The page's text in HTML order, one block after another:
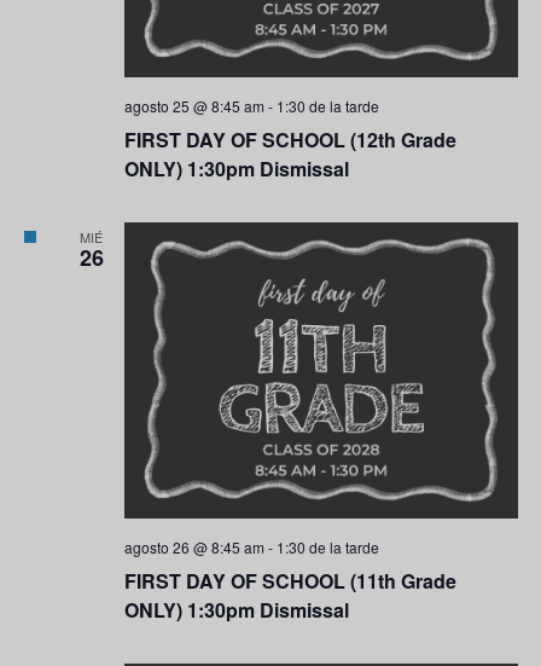
FIRST DAY OF SCHOOL (12th Grade
ONLY) 1:30pm Dismissal
agosto 25 @ 8:45 am - 1:30 de la tarde
MIÉ
26
FIRST DAY OF SCHOOL (11th Grade
ONLY) 1:30pm Dismissal
agosto 26 @ 8:45 am - 1:30 de la tarde